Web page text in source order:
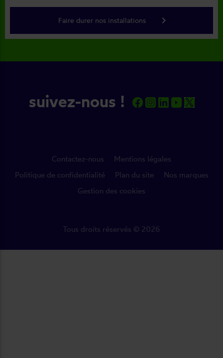
Faire durer nos installations keyboard_arrow_right
suivez-nous !
Contactez-nous
Mentions légales
Politique de confidentialité
Plan du site
Nos marques
Gestion des cookies
Tous droits réservés © 2026